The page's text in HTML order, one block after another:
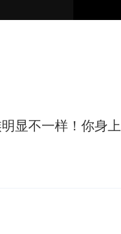
表
件家电
显不一样！你身上